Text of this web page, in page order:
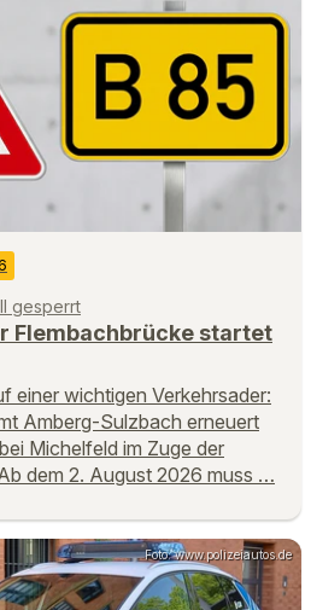
gesperrt
Flembachbrücke startet
einer wichtigen Verkehrsader:
Amberg-Sulzbach erneuert
Michelfeld im Zuge der
dem 2. August 2026 muss …
Foto: www.polizeiautos.de